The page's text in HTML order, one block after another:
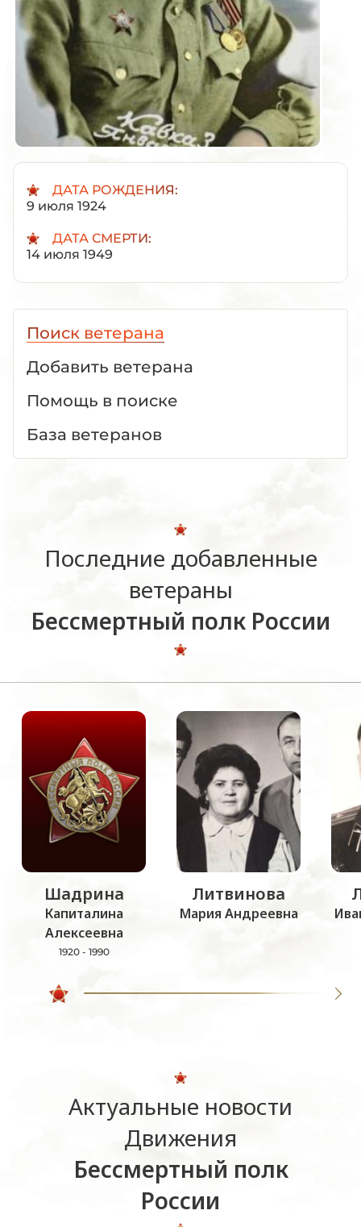
ДАТА РОЖДЕНИЯ:
9 июля 1924
ДАТА СМЕРТИ:
14 июля 1949
Поиск ветерана
Добавить ветерана
Помощь в поиске
База ветеранов
Последние добавленные
ветераны
Бессмертный полк России
Шадрина
Капиталина
Алексеевна
1920 - 1990
Литвинова
Мария Андреевна
Актуальные новости
Движения
Бессмертный полк
России